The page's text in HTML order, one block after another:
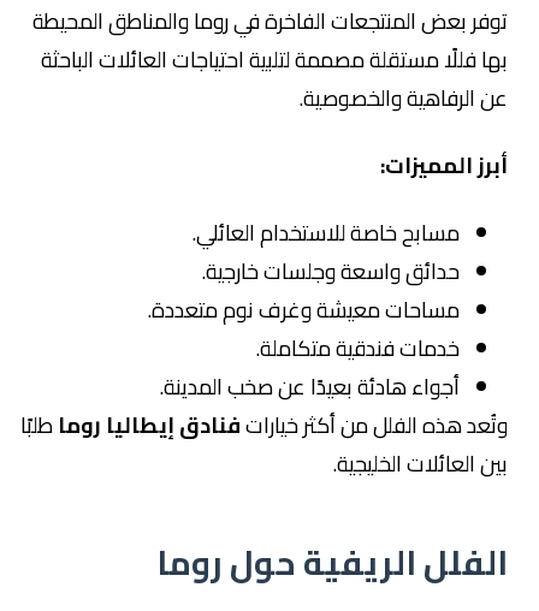
توفر بعض المنتجعات الفاخرة في روما والمناطق المحيطة
بها فللًا مستقلة مصممة لتلبية احتياجات العائلات الباحثة
عن الرفاهية والخصوصية.
أبرز المميزات:
مسابح خاصة للاستخدام العائلي.
حدائق واسعة وجلسات خارجية.
مساحات معيشة وغرف نوم متعددة.
خدمات فندقية متكاملة.
أجواء هادئة بعيدًا عن صخب المدينة.
وتُعد هذه الفلل من أكثر خياراتفنادق إيطاليا روماطلبًا
بين العائلات الخليجية.
الفلل الريفية حول روما